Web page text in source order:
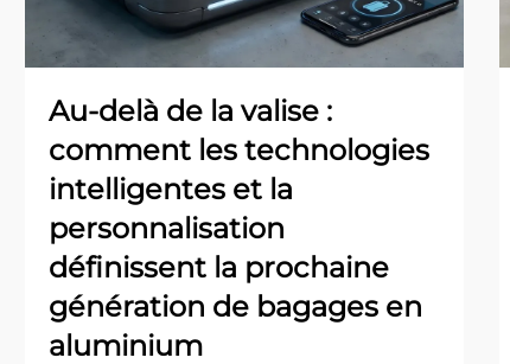
Au-delà de la valise :
comment les technologies
intelligentes et la
personnalisation
définissent la prochaine
génération de bagages en
aluminium